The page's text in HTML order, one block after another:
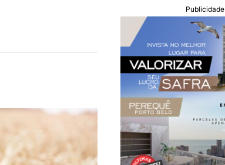
Publicidade